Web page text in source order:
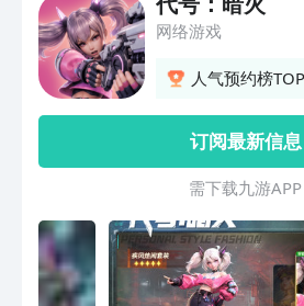
网络游戏
人气预约榜
订阅最新信息
需 下 载 九 游 A P P